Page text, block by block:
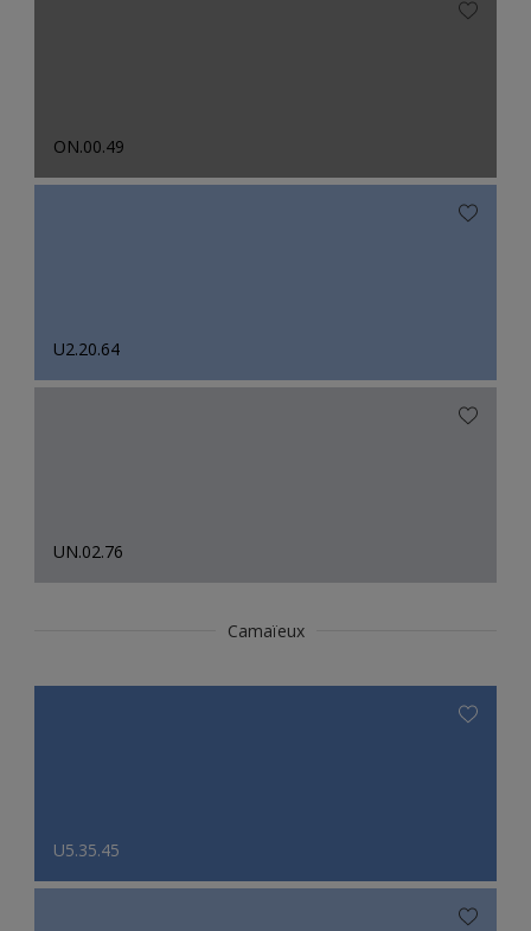
ON.00.49
U2.20.64
UN.02.76
Camaïeux
U5.35.45